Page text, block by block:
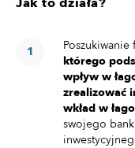
którego
wpływ w
zrealizować
wkład w
swojego